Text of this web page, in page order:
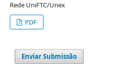
Rede UniFTC/Unex
PDF
Enviar Submissão